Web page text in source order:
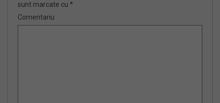
sunt marcate cu *
Comentariu